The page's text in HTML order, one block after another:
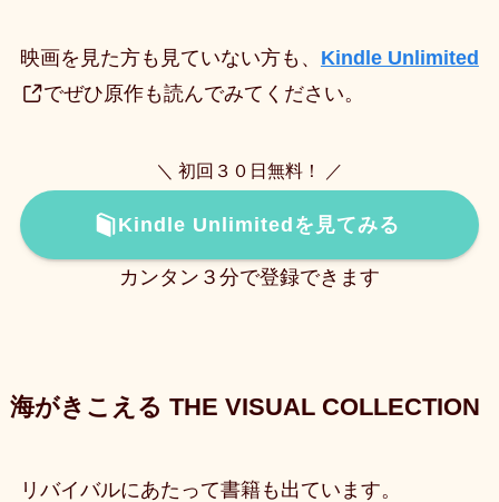
映画を見た方も見ていない方も、 Kindle Unlimited
でぜひ原作も読んでみてください。
＼ 初回３０日無料！ ／
Kindle Unlimitedを見てみる
カンタン３分で登録できます
海がきこえる THE VISUAL COLLECTION
リバイバルにあたって書籍も出ています。